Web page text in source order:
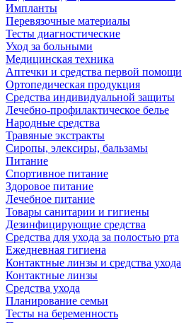
Импланты
Перевязочные материалы
Тесты диагностические
Уход за больными
Медицинская техника
Аптечки и средства первой помощи
Ортопедическая продукция
Средства индивидуальной защиты
Лечебно-профилактическое белье
Народные средства
Травяные экстракты
Сиропы, элексиры, бальзамы
Питание
Спортивное питание
Здоровое питание
Лечебное питание
Товары санитарии и гигиены
Дезинфицирующие средства
Средства для ухода за полостью рта
Ежедневная гигиена
Контактные линзы и средства ухода
Контактные линзы
Средства ухода
Планирование семьи
Тесты на беременность